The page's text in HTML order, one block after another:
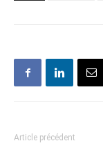
Article précédent